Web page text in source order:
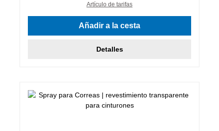
Artículo de tarifas
Añadir a la cesta
Detalles